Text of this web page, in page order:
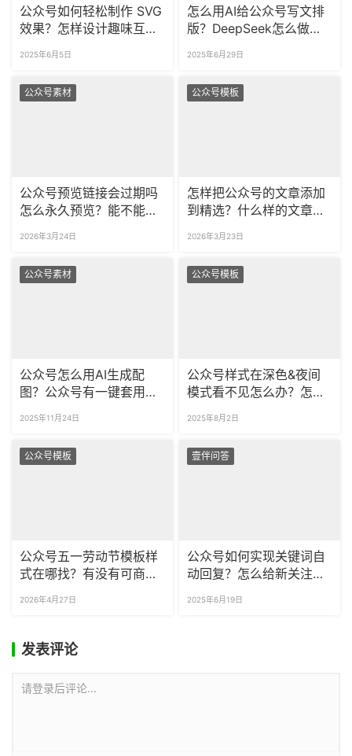
公众号如何轻松制作 SVG
效果？怎样设计趣味互动
2025年6月5日
怎么用AI给公众号写文排
版？DeepSeek怎么做公
2025年6月29日
公众号素材
公众号预览链接会过期吗
怎么永久预览？能不能更
2026年3月24日
公众号模板
怎样把公众号的文章添加
到精选？什么样的文章精
2026年3月23日
公众号素材
公众号怎么用AI生成配
图？公众号有一键套用的
2025年11月24日
公众号模板
公众号样式在深色&夜间
模式看不见怎么办？怎样
果？
2025年8月2日
公众号模板
公众号五一劳动节模板样
式在哪找？有没有可商用
2026年4月27日
壹伴问答
公众号如何实现关键词自
动回复？怎么给新关注的
2025年6月19日
发表评论
请登录后评论...